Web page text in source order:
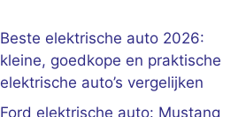
Beste elektrische auto 2026:
kleine, goedkope en praktische
elektrische auto’s vergelijken
Ford elektrische auto: Mustang